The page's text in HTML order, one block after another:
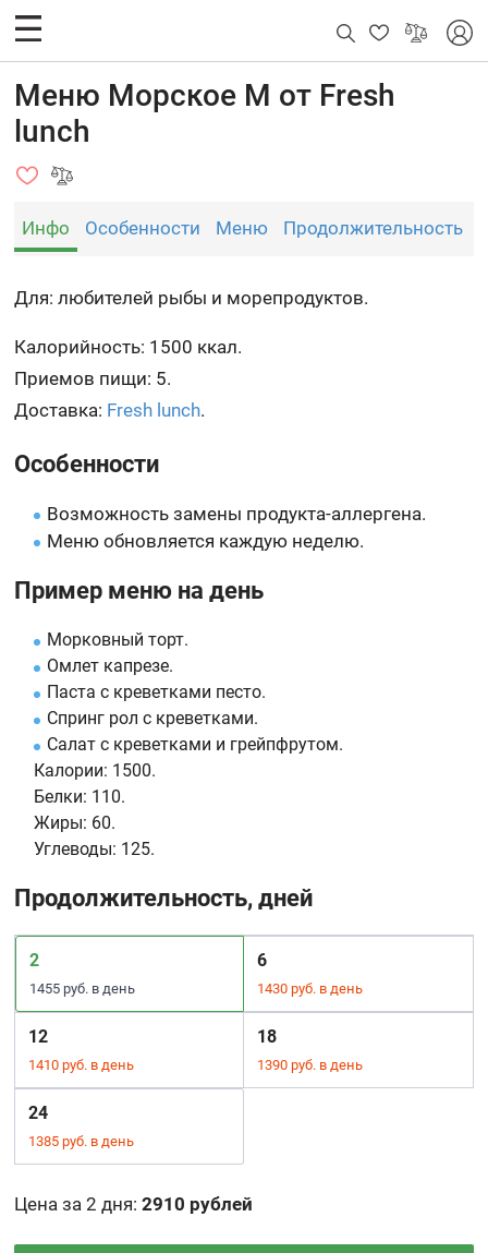
Меню Морское M от Fresh
lunch
Инфо Особенности Меню Продолжительность
Для: любителей рыбы и морепродуктов.
Калорийность: 1500 ккал.
Приемов пищи: 5.
Доставка: Fresh lunch.
Особенности
Возможность замены продукта-аллергена.
Меню обновляется каждую неделю.
Пример меню на день
Морковный торт.
Омлет капрезе.
Паста с креветками песто.
Спринг рол с креветками.
Салат с креветками и грейпфрутом.
Калории: 1500.
Белки: 110.
Жиры: 60.
Углеводы: 125.
Продолжительность, дней
2
1455 руб. в день
6
1430 руб. в день
12
1410 руб. в день
18
1390 руб. в день
24
1385 руб. в день
Цена за 2 дня:2910 рублей